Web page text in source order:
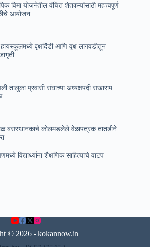
विमा योजनेतील वंचित शेतकऱ्यांसाठी महत्त्वपूर्ण
आयोजन
हायस्कूलमध्ये वृक्षदिंडी आणि वृक्ष लागवडीतून
तालुका प्रवासी संघाच्या अध्यक्षपदी सखाराम
बसस्थानकाचे कोलमडलेले वेळापत्रक तातडीने
विद्यार्थ्यांना शैक्षणिक साहित्याचे वाटप
© 2026 - kokannow.in